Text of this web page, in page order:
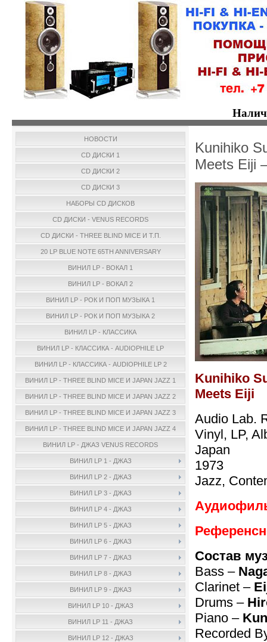
НОВОСТИ
CD ДИСКИ 1
CD ДИСКИ 2
CD ДИСКИ 3
НАБОРЫ CD ДИСКОВ
CD ДИСКИ - VENUS RECORDS
CD ДИСКИ - THREE BLIND MICE И Т.П.
20 LP BLUE NOTE 65TH ANNIVERSARY
ВИНИЛ LP - ВОКАЛ 1
ВИНИЛ LP - ВОКАЛ 2
ВИНИЛ LP - РОК И ПОП МУЗЫКА 1
ВИНИЛ LP - РОК И ПОП МУЗЫКА 2
ВИНИЛ LP - КЛАССИКА
ВИНИЛ LP - КЛАССИКА - AUDIOPHILE LP
ВИНИЛ LP - КЛАССИКА - AUDIOPHILE LP 2
ВИНИЛ LP - THREE BLIND MICE И JAPAN JAZZ 1
ВИНИЛ LP - THREE BLIND MICE И JAPAN JAZZ 2
ВИНИЛ LP - THREE BLIND MICE И JAPAN JAZZ 3
ВИНИЛ LP - THREE BLIND MICE И JAPAN JAZZ 4
ВИНИЛ LP - ДЖАЗ VENUS RECORDS
ВИНИЛ LP 1 - ДЖАЗ
ВИНИЛ LP 2 - ДЖАЗ
ВИНИЛ LP 3 - ДЖАЗ
ВИНИЛ LP 4 - ДЖАЗ
ВИНИЛ LP 5 - ДЖАЗ
ВИНИЛ LP 6 - ДЖАЗ
ВИНИЛ LP 7 - ДЖАЗ
ВИНИЛ LP 8 - ДЖАЗ
ВИНИЛ LP 9 - ДЖАЗ
ВИНИЛ LP 10 - ДЖАЗ
ВИНИЛ LP 11 - ДЖАЗ
ВИНИЛ LP 12 - ДЖАЗ
Kunihiko
Meets Eiji
Kunihiko
Meets Eiji
Audio Lab.
Vinyl, LP,
Japan
1973
Jazz,
Состав
Bass –
Clarinet –
Drums –
Piano –
Recorded